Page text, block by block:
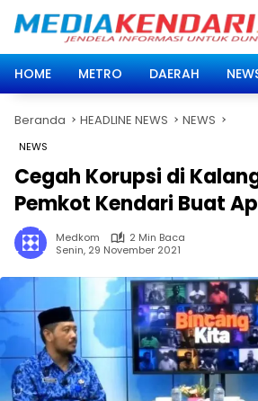
HOME
METRO DAERAH
Beranda HEADLINE NEWS NEWS
NEWS
Cegah Korupsi di
Pemkot Kendari Buat
Medkom
2 Min Baca
Senin, 29 November 2021